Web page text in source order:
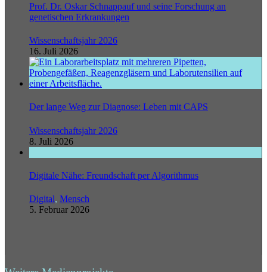
Prof. Dr. Oskar Schnappauf und seine Forschung an
genetischen Erkrankungen
Wissenschaftsjahr 2026
16. Juli 2026
Der lange Weg zur Diagnose: Leben mit CAPS
Wissenschaftsjahr 2026
8. Juli 2026
Digitale Nähe: Freundschaft per Algorithmus
Digital, Mensch
5. Februar 2026